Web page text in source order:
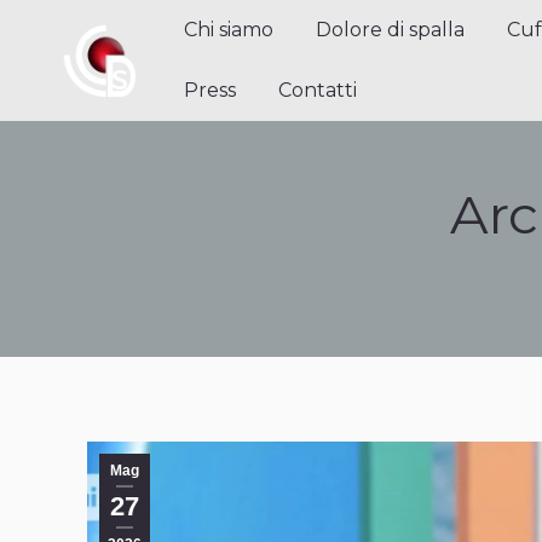
Chi siamo Dolore di spalla
Press Contatti
Mag
27
Chi siamo Dolore di spalla